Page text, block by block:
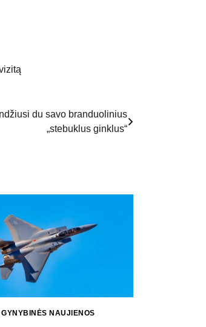
du savo branduolinius
„stebuklus ginklus“
NAUJIENOS